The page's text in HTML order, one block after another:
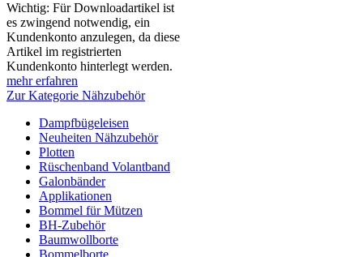
Wichtig: Für Downloadartikel ist
es zwingend notwendig, ein
Kundenkonto anzulegen, da diese
Artikel im registrierten
Kundenkonto hinterlegt werden.
mehr erfahren
Zur Kategorie Nähzubehör
Dampfbügeleisen
Neuheiten Nähzubehör
Plotten
Rüschenband Volantband
Galonbänder
Applikationen
Bommel für Mützen
BH-Zubehör
Baumwollborte
Bommelborte